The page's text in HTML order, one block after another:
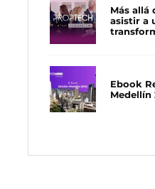
Más allá
asistir a
Ebook
Medellín